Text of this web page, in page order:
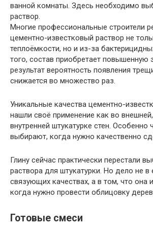
ванной комнаты. Здесь необходимо
раствор.
Многие профессиональные строители
цементно-известковый раствор не
теплоёмкости, но и из-за
того, состав приобретает повышенную
результат вероятность появления
снижается во множество раз.
Уникальные качества цементно-
нашли своё применение как во
внутренней штукатурке стен. Особенно
выбирают, когда нужно качественно
Глину сейчас практически перестали
раствора для штукатурки. Но дело не в
связующих качествах, а в том, что она
когда нужно провести облицовку
Готовые смеси